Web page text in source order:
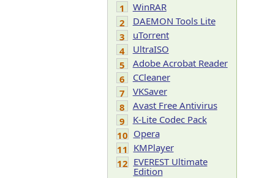
1
WinRAR
2
DAEMON Tools Lite
3
uTorrent
4
UltraISO
5
Adobe Acrobat Reader
6
CCleaner
7
VKSaver
8
Avast Free Antivirus
9
K-Lite Codec Pack
10 Opera
11 KMPlayer
12 EVEREST Ultimate
Edition